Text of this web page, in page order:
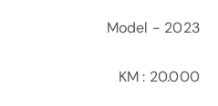
Model - 2023
KM : 20.000